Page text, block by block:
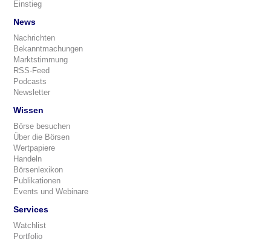
Einstieg
News
Nachrichten
Bekanntmachungen
Marktstimmung
RSS-Feed
Podcasts
Newsletter
Wissen
Börse besuchen
Über die Börsen
Wertpapiere
Handeln
Börsenlexikon
Publikationen
Events und Webinare
Services
Watchlist
Portfolio